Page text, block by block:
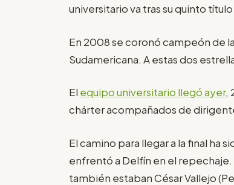
universitario va tras su quinto
En 2008 se coronó campeón de
Sudamericana. A estas dos
El equipo universitario llegó ayer,
chárter acompañados de
El camino para llegar a la final ha
enfrentó a Delfín en el
también estaban César Vallejo